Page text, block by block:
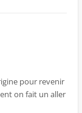
pour revenir
on fait un aller